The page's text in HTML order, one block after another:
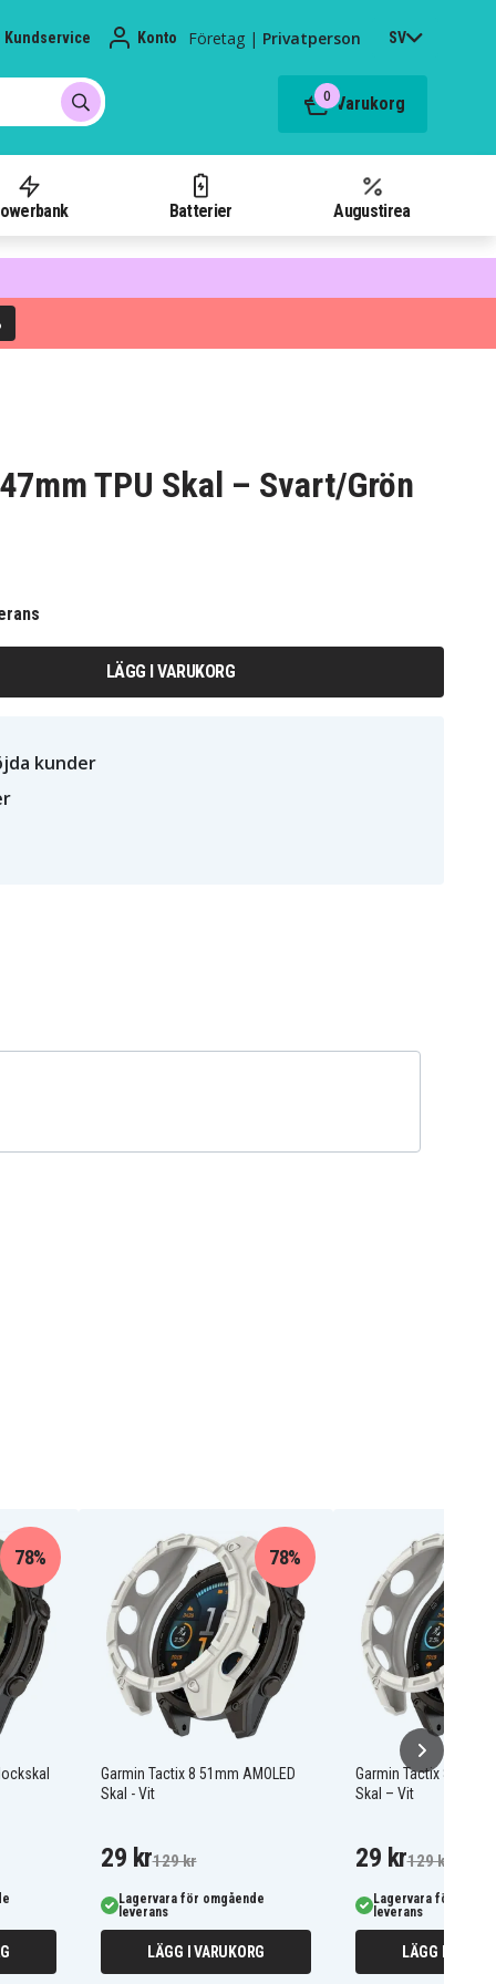
Kundservice Konto Företag | Privatperson SV
0 Varukorg
Batterier Augustirea
TPU Skal – Svart/Grön
LÄGG I VARUKORG
kunder
78%
Garmin Tactix 8 51mm AMOLED
Skal - Vit
78%
29 kr129 kr
Lagervara för omgående
leverans
LÄGG I VARUKORG
Garmin Tactix 8 47mm
Skal – Vit
29 kr129 kr
Lagervara för
leverans
LÄGG I